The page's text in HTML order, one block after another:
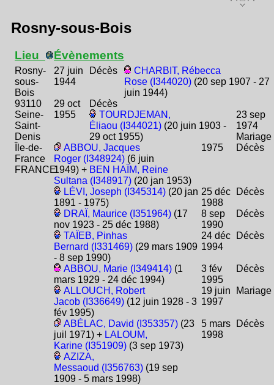
Rosny-sous-Bois
Lieu
Rosny-
sous-
Bois
93110
Seine-
Saint-
Denis
Île-de-
France
FRANCE
Évènements
27 juin
1944
Décès
CHARBIT, Rébecca
Rose (I344020) (20 sep 1907 - 27
juin 1944)
29 oct
1955
Décès
TOURDJEMAN,
Éliaou (I344021)(20 juin 1903 -
29 oct 1955)
23 sep
1974
Mariage
ABBOU, Jacques
Roger (I348924) (6 juin
1949) + BEN HAÏM, Reine
Sultana (I348917) (20 jan 1953)
1975 Décès
LÉVI, Joseph (I345314) (20 jan
1891 - 1975)
25 déc
1988
Décès
DRAÏ, Maurice (I351964) (17
nov 1923 - 25 déc 1988)
8 sep
1990
Décès
TAÏEB, Pinhas
Bernard (I331469) (29 mars 1909
- 8 sep 1990)
24 déc
1994
Décès
ABBOU, Marie (I349414) (1
mars 1929 - 24 déc 1994)
3 fév
1995
Décès
ALLOUCH, Robert
Jacob (I336649) (12 juin 1928 - 3
fév 1995)
19 juin
1997
Mariage
ABÉLAC, David (I353357) (23
juil 1971) + LALOUM,
Karine (I351909) (3 sep 1973)
5 mars
1998
Décès
AZIZA,
Messaoud (I356763) (19 sep
1909 - 5 mars 1998)